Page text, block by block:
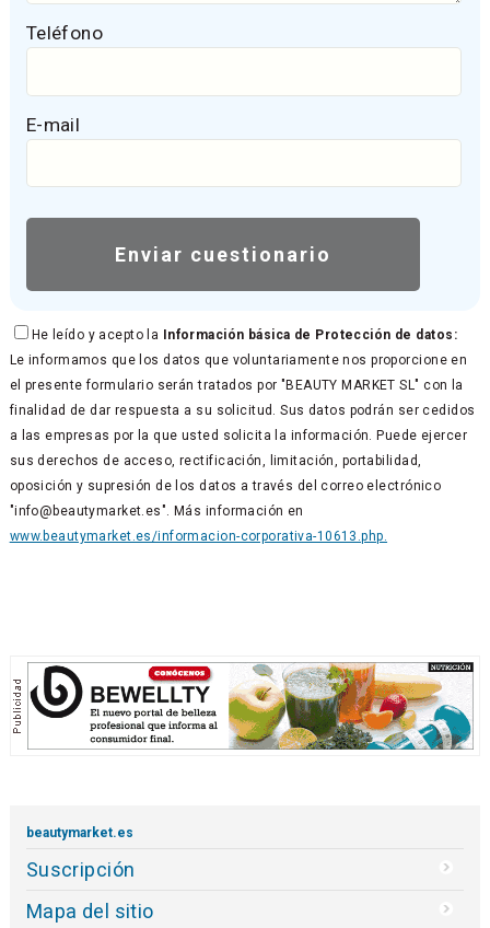
Teléfono
E-mail
He leído y acepto la Información básica de Protección de datos:
Le informamos que los datos que voluntariamente nos proporcione en
el presente formulario serán tratados por "BEAUTY MARKET SL" con la
finalidad de dar respuesta a su solicitud. Sus datos podrán ser cedidos
a las empresas por la que usted solicita la información. Puede ejercer
sus derechos de acceso, rectificación, limitación, portabilidad,
oposición y supresión de los datos a través del correo electrónico
"info@beautymarket.es". Más información en
www.beautymarket.es/informacion-corporativa-10613.php.
beautymarket.es
Suscripción
Mapa del sitio